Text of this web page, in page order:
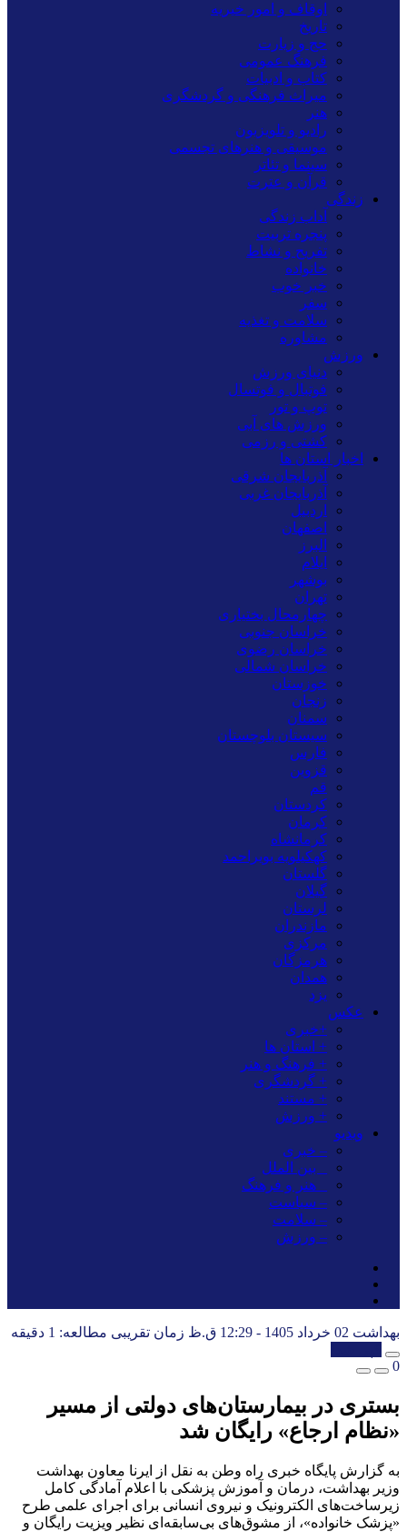
اوقاف و امور خیریه
تاریخ
حج و زیارت
فرهنگ عمومی
کتاب و ادبیات
میراث فرهنگی و گردشگری
هنر
رادیو و تلویزیون
موسیقی و هنرهای تجسمی
سینما و تئاتر
قرآن و عترت
زندگی
آداب زندگی
پنجره تربیت
تفریح و نشاط
خانواده
خبر خوب
سفر
سلامت و تغذیه
مشاوره
ورزش
دنیای ورزش
فوتبال و فوتسال
توپ و تور
ورزش های آبی
کشتی و رزمی
اخبار استان ها
آذربایجان شرقی
آذربایجان غربی
اردبیل
اصفهان
البرز
ایلام
بوشهر
تهران
چهارمحال بختیاری
خراسان جنوبی
خراسان رضوی
خراسان شمالی
خوزستان
زنجان
سمنان
سیستان بلوچستان
فارس
قزوین
قم
کردستان
کرمان
کرمانشاه
کهکیلویه بویراحمد
گلستان
گیلان
لرستان
مازندران
مرکزی
هرمزگان
همدان
یزد
عکس
+خبری
+ استان ها
+ فرهنگ و هنر
+ گردشگری
+ مستند
+ ورزش
ویدیو
– خبری
_ بین الملل
_ هنر و فرهنگ
– سیاست
– سلامت
– ورزش
بهداشت 02 خرداد 1405 - 12:29 ق.ظ
زمان تقریبی مطالعه: 1 دقیقه
0
بستری در بیمارستان‌های دولتی از مسیر
«نظام ارجاع» رایگان شد
به گزارش پایگاه خبری راه وطن به نقل از ایرنا معاون بهداشت
وزیر بهداشت، درمان و آموزش پزشکی با اعلام آمادگی کامل
زیرساخت‌های الکترونیک و نیروی انسانی برای اجرای علمی طرح
«پزشک خانواده»، از مشوق‌های بی‌سابقه‌ای نظیر ویزیت رایگان و